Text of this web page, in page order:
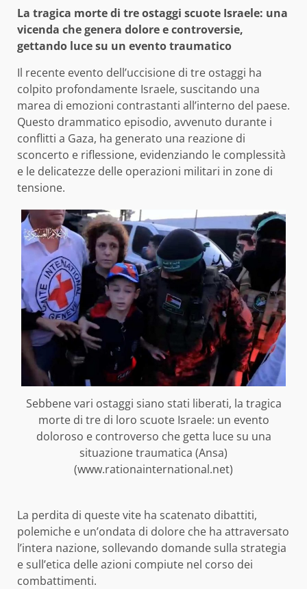
La tragica morte di tre ostaggi scuote Israele: una
vicenda che genera dolore e controversie,
gettando luce su un evento traumatico
Il recente evento dell’uccisione di tre ostaggi ha
colpito profondamente Israele, suscitando una
marea di emozioni contrastanti all’interno del paese.
Questo drammatico episodio, avvenuto durante i
conflitti a Gaza, ha generato una reazione di
sconcerto e riflessione, evidenziando le complessità
e le delicatezze delle operazioni militari in zone di
tensione.
Sebbene vari ostaggi siano stati liberati, la tragica
morte di tre di loro scuote Israele: un evento
doloroso e controverso che getta luce su una
situazione traumatica (Ansa)
(www.rationainternational.net)
La perdita di queste vite ha scatenato dibattiti,
polemiche e un’ondata di dolore che ha attraversato
l’intera nazione, sollevando domande sulla strategia
e sull’etica delle azioni compiute nel corso dei
combattimenti.